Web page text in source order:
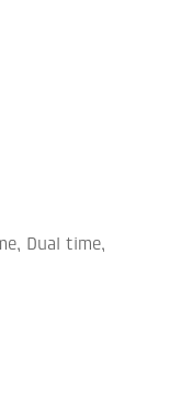
Dual time,